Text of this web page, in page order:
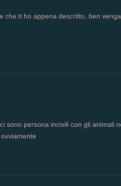
che ti ho appena descritto, ben
sono persona incivili con gli animali